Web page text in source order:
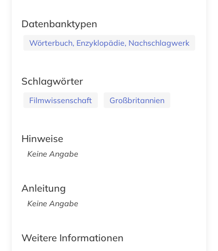
Datenbanktypen
Wörterbuch, Enzyklopädie, Nachschlagwerk
Schlagwörter
Filmwissenschaft Großbritannien
Hinweise
Keine Angabe
Anleitung
Keine Angabe
Weitere Informationen